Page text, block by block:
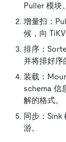
Puller 模块。
增量扫：
候，向
排序：
并将排好序
装载：
schema 信
解的格式。
同步：Sink
游。